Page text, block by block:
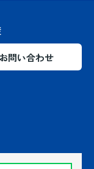
問い合わせ